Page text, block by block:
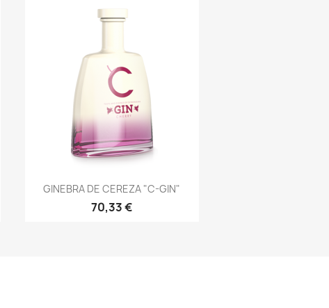
 Vista rápida
GINEBRA DE CEREZA "C-GIN"
70,33 €